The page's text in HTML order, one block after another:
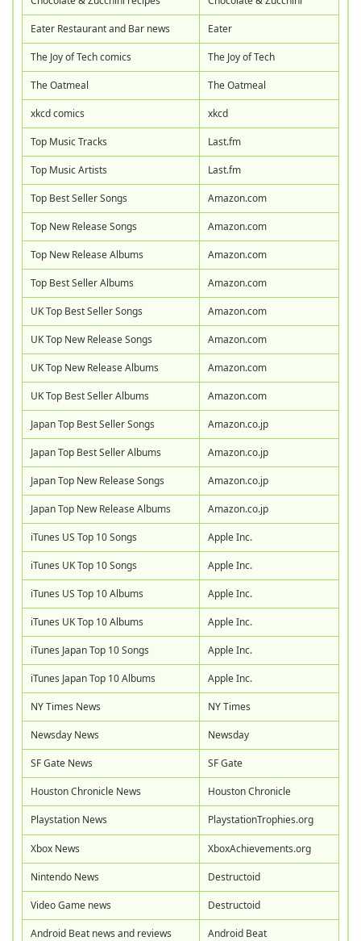
Eater Restaurant and Bar news Eater
The Joy of Tech comics The Joy of Tech
The Oatmeal The Oatmeal
xkcd comics xkcd
Top Music Tracks Last.fm
Top Music Artists Last.fm
Top Best Seller Songs Amazon.com
Top New Release Songs Amazon.com
Top New Release Albums Amazon.com
Top Best Seller Albums Amazon.com
UK Top Best Seller Songs Amazon.com
UK Top New Release Songs Amazon.com
UK Top New Release Albums Amazon.com
UK Top Best Seller Albums Amazon.com
Japan Top Best Seller Songs Amazon.co.jp
Japan Top Best Seller Albums Amazon.co.jp
Japan Top New Release Songs Amazon.co.jp
Japan Top New Release Albums Amazon.co.jp
iTunes US Top 10 Songs Apple Inc.
iTunes UK Top 10 Songs Apple Inc.
iTunes US Top 10 Albums Apple Inc.
iTunes UK Top 10 Albums Apple Inc.
iTunes Japan Top 10 Songs Apple Inc.
iTunes Japan Top 10 Albums Apple Inc.
NY Times News NY Times
Newsday News Newsday
SF Gate News SF Gate
Houston Chronicle News Houston Chronicle
Playstation News PlaystationTrophies.org
Xbox News XboxAchievements.org
Nintendo News Destructoid
Video Game news Destructoid
Android Beat news and reviews Android Beat